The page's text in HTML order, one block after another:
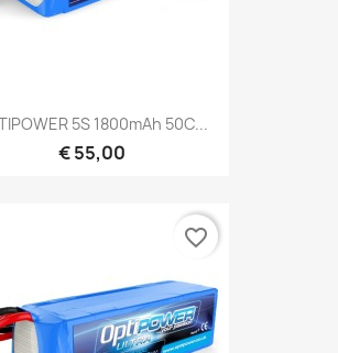
5S 1800mAh 50C...
€ 55,00
favorite_border